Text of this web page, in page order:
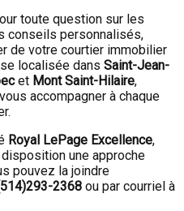
toute question sur les
conseils personnalisés,
de votre courtier immobilier
localisée dans Saint-Jean-
et Mont Saint-Hilaire,
accompagner à chaque
Royal LePage Excellence,
une approche
pouvez la joindre
514)293-2368 ou par courriel à